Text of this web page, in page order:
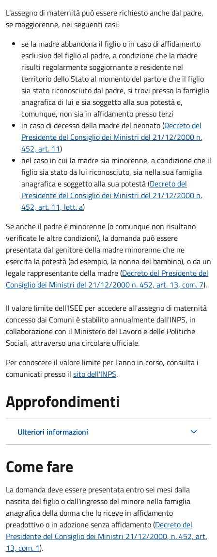
L'assegno di maternità può essere richiesto anche dal padre,
se maggiorenne, nei seguenti casi:
se la madre abbandona il figlio o in caso di affidamento
esclusivo del figlio al padre, a condizione che la madre
risulti regolarmente soggiornante e residente nel
territorio dello Stato al momento del parto e che il figlio
sia stato riconosciuto dal padre, si trovi presso la famiglia
anagrafica di lui e sia soggetto alla sua potestà e,
comunque, non sia in affidamento presso terzi
in caso di decesso della madre del neonato (Decreto del
Presidente del Consiglio dei Ministri del 21/12/2000 n.
452, art. 11)
nel caso in cui la madre sia minorenne, a condizione che il
figlio sia stato da lui riconosciuto, sia nella sua famiglia
anagrafica e soggetto alla sua potestà (Decreto del
Presidente del Consiglio dei Ministri del 21/12/2000 n.
452, art. 11, lett. a)
Se anche il padre è minorenne (o comunque non risultano
verificate le altre condizioni), la domanda può essere
presentata dal genitore della madre minorenne che ne
esercita la potestà (ad esempio, la nonna del bambino), o da un
legale rappresentante della madre (Decreto del Presidente del
Consiglio dei Ministri del 21/12/2000 n. 452, art. 13, com. 7).
Il valore limite dell'ISEE per accedere all'assegno di maternità
concesso dai Comuni è stabilito annualmente dall'INPS, in
collaborazione con il Ministero del Lavoro e delle Politiche
Sociali, attraverso una circolare ufficiale.
Per conoscere il valore limite per l'anno in corso, consulta i
comunicati presso il sito dell'INPS.
Approfondimenti
Ulteriori informazioni
Come fare
La domanda deve essere presentataentro sei mesi dalla
nascita del figlio o dall'ingresso del minore nella famiglia
anagrafica della donna che lo riceve in affidamento
preadottivo o in adozione senza affidamento (Decreto del
Presidente del Consiglio dei Ministri 21/12/2000, n. 452, art.
13, com. 1).